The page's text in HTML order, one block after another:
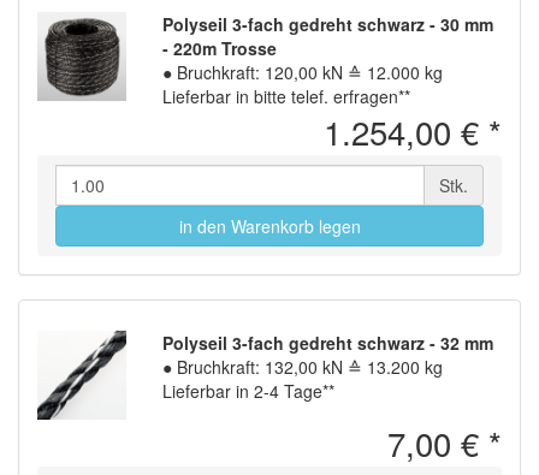
Polyseil 3-fach gedreht schwarz - 30 mm
- 220m Trosse
● Bruchkraft: 120,00 kN ≙ 12.000 kg
Lieferbar in bitte telef. erfragen**
1.254,00 € *
Stk.
in den Warenkorb legen
Polyseil 3-fach gedreht schwarz - 32 mm
● Bruchkraft: 132,00 kN ≙ 13.200 kg
Lieferbar in 2-4 Tage**
7,00 € *